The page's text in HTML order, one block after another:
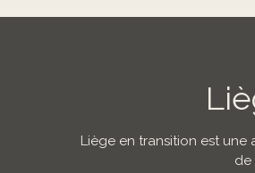
Liège en transition est
de